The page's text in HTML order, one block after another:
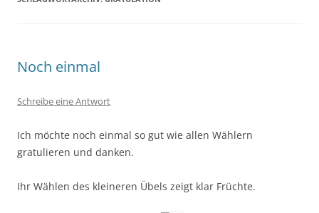
Noch einmal
Schreibe eine Antwort
Ich möchte noch einmal so gut wie allen Wählern
gratulieren und danken.
Ihr Wählen des kleineren Übels zeigt klar Früchte.